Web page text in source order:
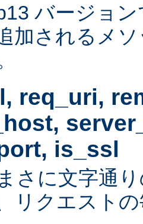
バージョ
加されるメ
req_uri,
is_ssl
さに文字通
リクエスト